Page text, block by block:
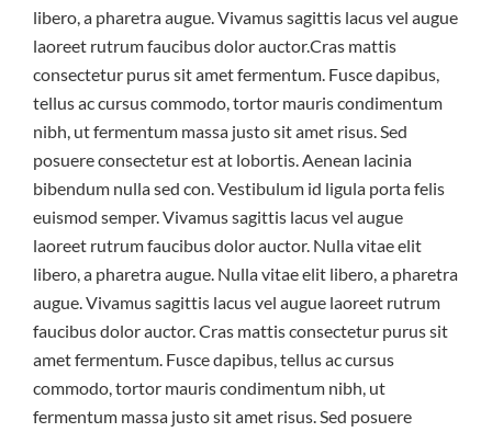
libero, a pharetra augue. Vivamus sagittis lacus vel augue
laoreet rutrum faucibus dolor auctor.Cras mattis
consectetur purus sit amet fermentum. Fusce dapibus,
tellus ac cursus commodo, tortor mauris condimentum
nibh, ut fermentum massa justo sit amet risus. Sed
posuere consectetur est at lobortis. Aenean lacinia
bibendum nulla sed con. Vestibulum id ligula porta felis
euismod semper. Vivamus sagittis lacus vel augue
laoreet rutrum faucibus dolor auctor. Nulla vitae elit
libero, a pharetra augue. Nulla vitae elit libero, a pharetra
augue. Vivamus sagittis lacus vel augue laoreet rutrum
faucibus dolor auctor. Cras mattis consectetur purus sit
amet fermentum. Fusce dapibus, tellus ac cursus
commodo, tortor mauris condimentum nibh, ut
fermentum massa justo sit amet risus. Sed posuere